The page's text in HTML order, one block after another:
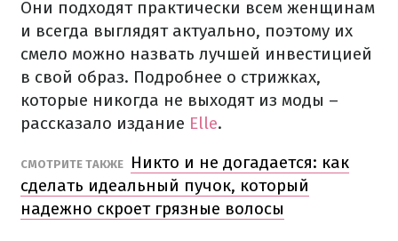
Они подходят практически всем женщинам
и всегда выглядят актуально, поэтому их
смело можно назвать лучшей инвестицией
в свой образ. Подробнее о стрижках,
которые никогда не выходят из моды –
рассказало издание Elle.
СМОТРИТЕ ТАКЖЕ
Никто и не догадается: как
сделать идеальный пучок, который
надежно скроет грязные волосы